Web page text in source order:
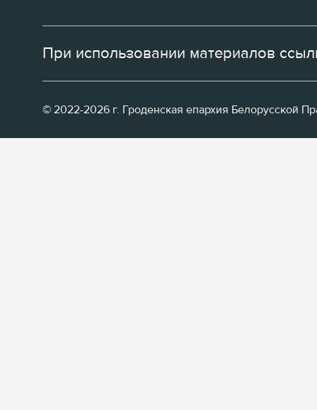
При использовании материалов
© 2022-2026 г. Гроденская епархия Белорусской